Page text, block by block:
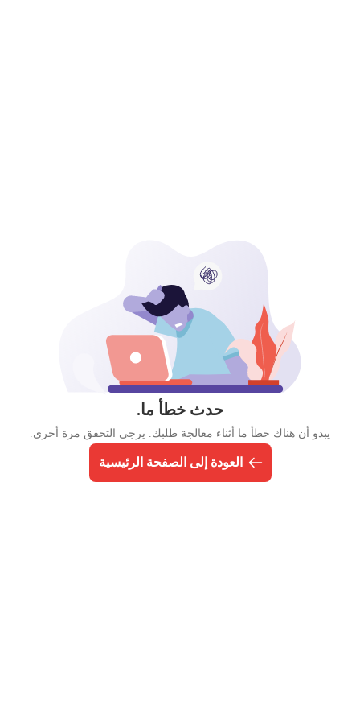
حدث خطأ ما.
يبدو أن هناك خطأ ما أثناء معالجة طلبك. يرجى التحقق مرة أخرى.
العودة إلى الصفحة الرئيسية